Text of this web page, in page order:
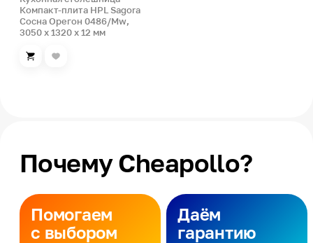
Компакт-плита HPL Sagora
Сосна Орегон 0486/Mw,
3050 x 1320 x 12 мм
Почему Cheapollo?
Помогаем
с выбором
Даём
гарантию